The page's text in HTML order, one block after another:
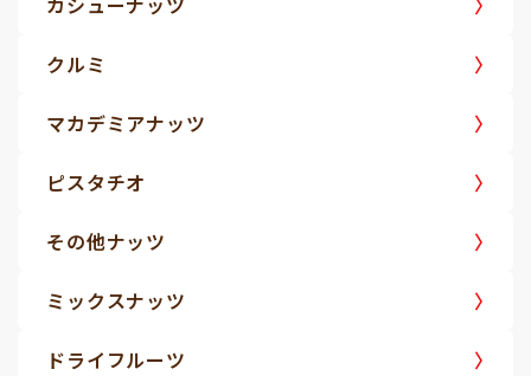
クルミ
マカデミアナッツ
ピスタチオ
その他ナッツ
ミックスナッツ
ドライフルーツ